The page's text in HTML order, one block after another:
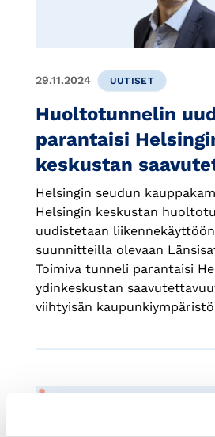
29.11.2024 UUTISET
Huoltotunnelin
parantaisi
keskustan
Helsingin seudun
Helsingin keskustan
uudistetaan
suunnitteilla olevaan
Toimiva tunneli parantaisi
ydinkeskustan
viihtyisän